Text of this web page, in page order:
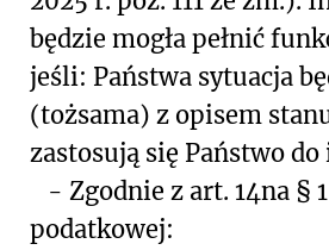
będzie mogła pełnić
jeśli: Państwa sytuacja
(tożsama) z opisem
zastosują się Państwo
- Zgodnie z art. 14na §
podatkowej: